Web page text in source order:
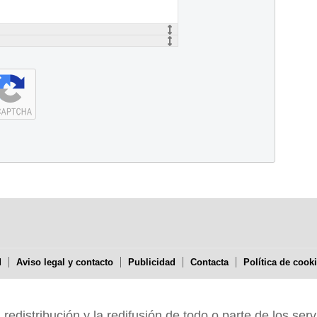
Aviso legal y contacto Publicidad Contacta Política de